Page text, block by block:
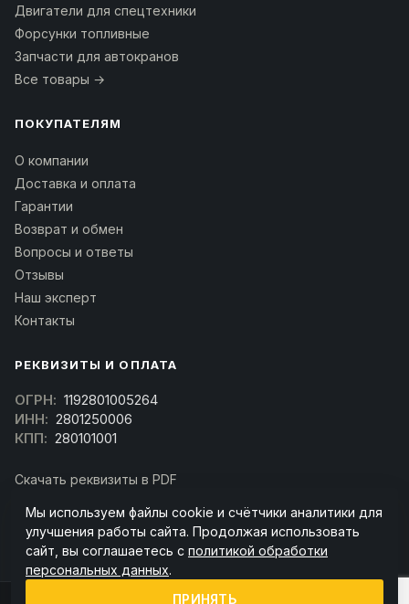
Двигатели для спецтехники
Форсунки топливные
Запчасти для автокранов
Все товары →
ПОКУПАТЕЛЯМ
О компании
Доставка и оплата
Гарантии
Возврат и обмен
Вопросы и ответы
Отзывы
Наш эксперт
Контакты
РЕКВИЗИТЫ И ОПЛАТА
ОГРН: 1192801005264
ИНН: 2801250006
КПП: 280101001
Скачать реквизиты в PDF
(Скачать договор)
Мы используем файлы cookie и счётчики аналитики для
улучшения работы сайта. Продолжая использовать
сайт, вы соглашаетесь с политикой обработки
персональных данных.
ПРИНЯТЬ